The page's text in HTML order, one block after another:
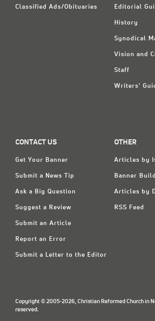
Classified Ads/Obituaries Editorial
History
Synodical
Vision and
Staff
Writers'
CONTACT US
Get Your Banner
Submit a News Tip
Ask a Big Question
Suggest a Review
Submit an Article
Report an Error
Submit a Letter to the Editor
OTHER
Articles by
Banner
Articles by
RSS Feed
Copyright © 2005-2026, Christian Reformed Church in
reserved.